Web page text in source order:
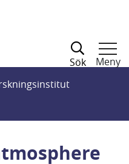
Sök
Meny